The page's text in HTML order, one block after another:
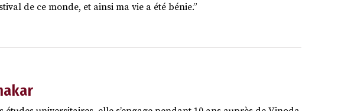
de ce monde, et ainsi ma vie a été bénie.”